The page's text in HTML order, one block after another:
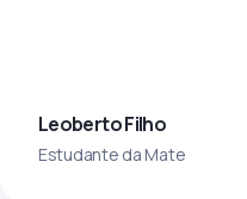
Leoberto Filho
Estudante da Mate